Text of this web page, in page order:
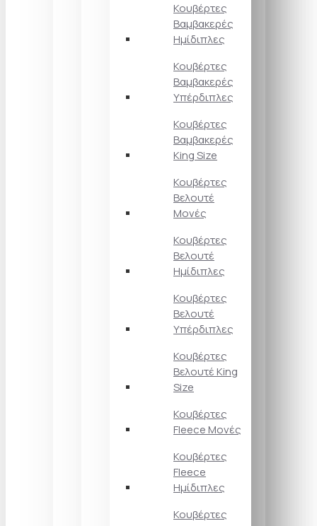
Κουβέρτες
Βαμβακερές
Ημίδιπλες
Κουβέρτες
Βαμβακερές
Υπέρδιπλες
Κουβέρτες
Βαμβακερές
King Size
Κουβέρτες
Βελουτέ
Μονές
Κουβέρτες
Βελουτέ
Ημίδιπλες
Κουβέρτες
Βελουτέ
Υπέρδιπλες
Κουβέρτες
Βελουτέ King
Size
Κουβέρτες
Fleece Μονές
Κουβέρτες
Fleece
Ημίδιπλες
Κουβέρτες